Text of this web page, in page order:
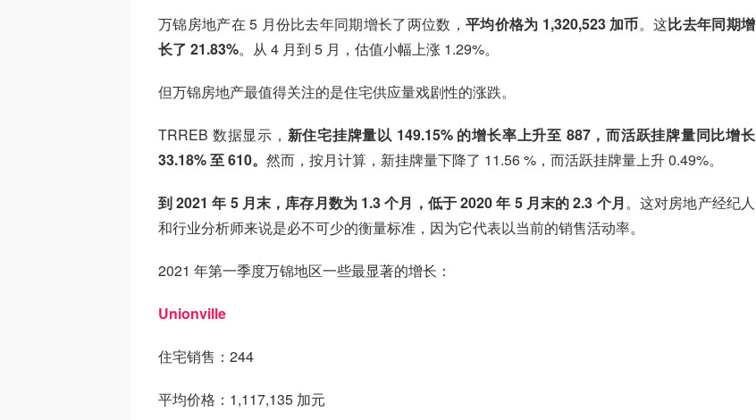
万锦房地产在 5 月份比去年同期增长了两位数， 平均价格为 1,320,523 加币。这比去年同期增
长了 21.83%。从 4 月到 5 月，估值小幅上涨 1.29%。
但万锦房地产最值得关注的是住宅供应量戏剧性的涨跌。
TRREB 数据显示， 新住宅挂牌量以 149.15% 的增长率上升至 887，而活跃挂牌量同比增长
33.18% 至 610。 然而，按月计算，新挂牌量下降了 11.56 %，而活跃挂牌量上升 0.49%。
到 2021 年 5 月末，库存月数为 1.3 个月，低于 2020 年 5 月末的 2.3 个月。这对房地产经纪人
和行业分析师来说是必不可少的衡量标准，因为它代表以当前的销售活动率。
2021 年第一季度万锦地区一些最显著的增长：
Unionville
住宅销售：244
平均价格：1,117,135 加元